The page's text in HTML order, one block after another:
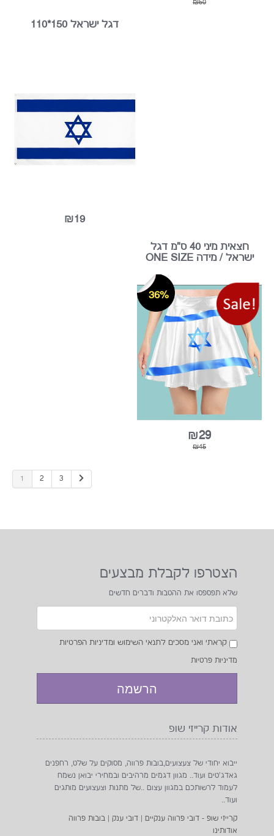
₪25
חצאית מיני 40 ס"מ דגל
₪29
₪45
1 2 3
הצטרפו לקבלת מבצעים
שלא תפספסו את ההטבות ודברים חדשים
קראתי ואני מסכים לתנאי השימוש ומדיניות הפרטיות
מדיניות פרטיות
אודות קרייזי שופ
ייבוא יחודי של צעצועים,בובות פרווה, מסוקים על שלט, רחפנים
גאדג'טים ועוד.. מגוון דגמים מרהיבים ובמחירי יבואן נשמח
לעמוד לרשותכם במגוון עצום ..של מתנות וצעצועים מותגים
ועוד..
קרייזי שופ - דובי פרווה ענקיים | דובי ענק | בובות פרווה
אודותינו